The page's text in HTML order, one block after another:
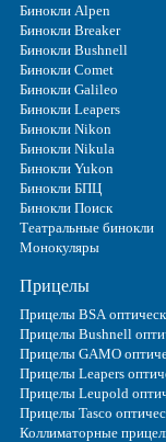
Бинокли Alpen
Бинокли Breaker
Бинокли Bushnell
Бинокли Comet
Бинокли Galileo
Бинокли Leapers
Бинокли Nikon
Бинокли Nikula
Бинокли Yukon
Бинокли БПЦ
Бинокли Поиск
Театральные бинокли
Монокуляры
Прицелы
Прицелы BSA
Прицелы Bushnell
Прицелы GAMO
Прицелы Leapers
Прицелы Leupold
Прицелы Tasco
Коллиматорные